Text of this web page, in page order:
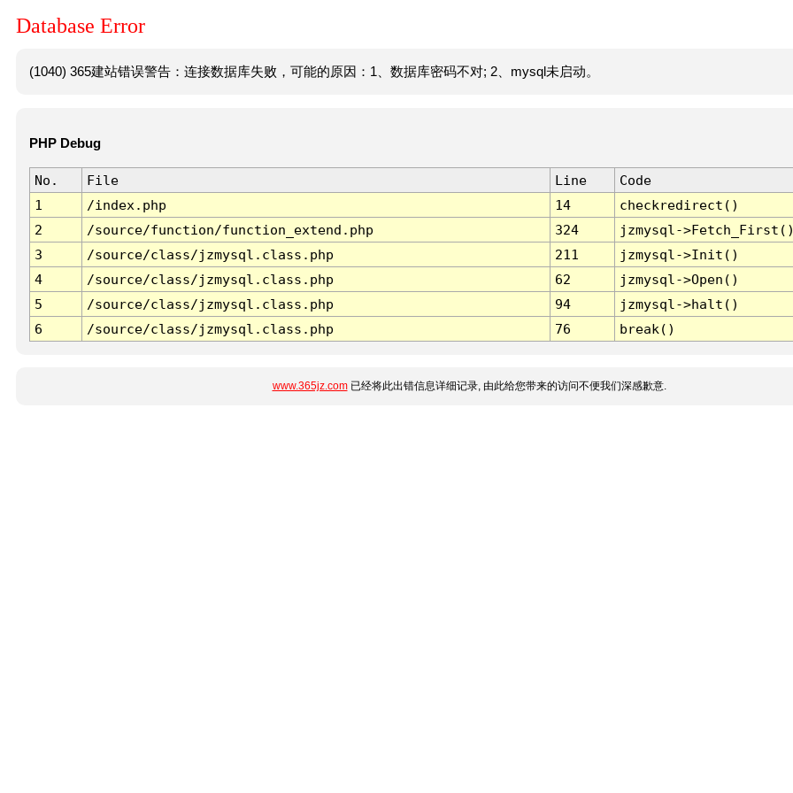
Database Error
(1040) 365建站错误警告：连接数据库失败，可能的原因：1、数据库密码不对; 2、mysql未启动。
PHP Debug
No. File Line
Code
1
/index.php 14
checkredirect()
2
/source/function/function_extend.php 324
jzmysql-
3
/source/class/jzmysql.class.php 211
jzmysql->Init()
4
/source/class/jzmysql.class.php 62
jzmysql->Open()
5
/source/class/jzmysql.class.php 94
jzmysql->halt()
6
/source/class/jzmysql.class.php 76 break()
www.365jz.com已经将此出错信息详细记录, 由此给您带来的访问不便我们深感歉意.